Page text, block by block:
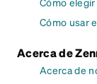
Cómo usar
Acerca de
Acerca de